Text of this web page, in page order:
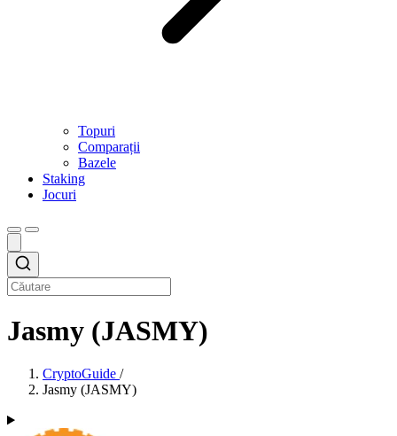
Topuri
Comparații
Bazele
Staking
Jocuri
Jasmy (JASMY)
CryptoGuide /
Jasmy (JASMY)